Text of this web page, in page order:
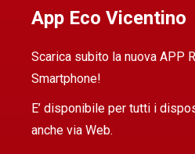
App Eco Vicentino
Scarica subito la nuova APP
Smartphone!
E’ disponibile per tutti i
anche via Web.